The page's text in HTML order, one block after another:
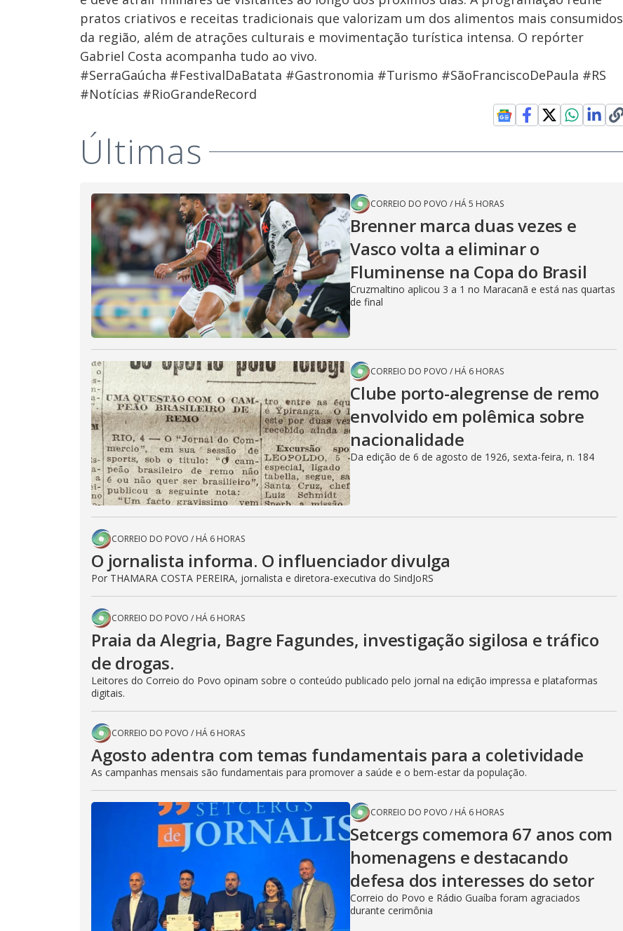
pratos criativos e receitas tradicionais que valorizam um dos alimentos mais consumidos
da região, além de atrações culturais e movimentação turística intensa. O repórter
Gabriel Costa acompanha tudo ao vivo.
#SerraGaúcha #FestivalDaBatata #Gastronomia #Turismo #SãoFranciscoDePaula #RS
#Notícias #RioGrandeRecord
Últimas
CORREIO DO POVO / HÁ 5 HORAS
Brenner marca duas vezes e
Vasco volta a eliminar o
Fluminense na Copa do Brasil
Cruzmaltino aplicou 3 a 1 no Maracanã e está nas quartas
de final
CORREIO DO POVO / HÁ 6 HORAS
Clube porto-alegrense de remo
envolvido em polêmica sobre
nacionalidade
Da edição de 6 de agosto de 1926, sexta-feira, n. 184
CORREIO DO POVO / HÁ 6 HORAS
O jornalista informa. O influenciador divulga
Por THAMARA COSTA PEREIRA, jornalista e diretora-executiva do SindJoRS
CORREIO DO POVO / HÁ 6 HORAS
Praia da Alegria, Bagre Fagundes, investigação sigilosa e tráfico
de drogas.
Leitores do Correio do Povo opinam sobre o conteúdo publicado pelo jornal na edição impressa e plataformas
digitais.
CORREIO DO POVO / HÁ 6 HORAS
Agosto adentra com temas fundamentais para a coletividade
As campanhas mensais são fundamentais para promover a saúde e o bem-estar da população.
CORREIO DO POVO / HÁ 6 HORAS
Setcergs comemora 67 anos com
homenagens e destacando
defesa dos interesses do setor
Correio do Povo e Rádio Guaíba foram agraciados
durante cerimônia